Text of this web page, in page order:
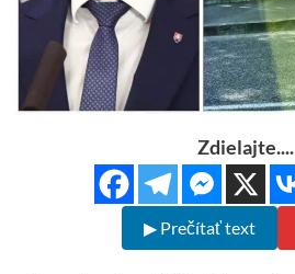
Zdielajte....
▶ Prečítať text